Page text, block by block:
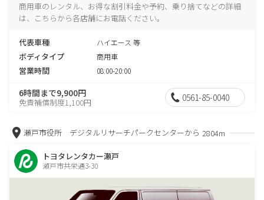
商用車のレンタル、お得な割引料金や予約、乗り捨てなどの詳細
は、こちらから各店舗にお電話ください。
代表車種 ハイエース 等
ボディタイプ 商用車
営業時間 08:00-20:00
6時間まで9,900円
免責補償制度1,100円 0561-85-0040
瀬戸市役所 デジタルリサーチパークセンターから 2804m
トヨタレンタカー瀬戸
瀬戸市共栄通3-30